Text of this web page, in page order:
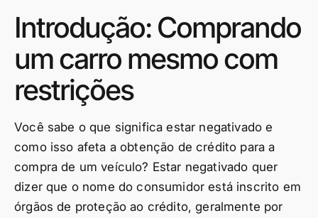
Introdução: Comprando
um carro mesmo com
restrições
Você sabe o que significa estar negativado e
como isso afeta a obtenção de crédito para a
compra de um veículo? Estar negativado quer
dizer que o nome do consumidor está inscrito em
órgãos de proteção ao crédito, geralmente por